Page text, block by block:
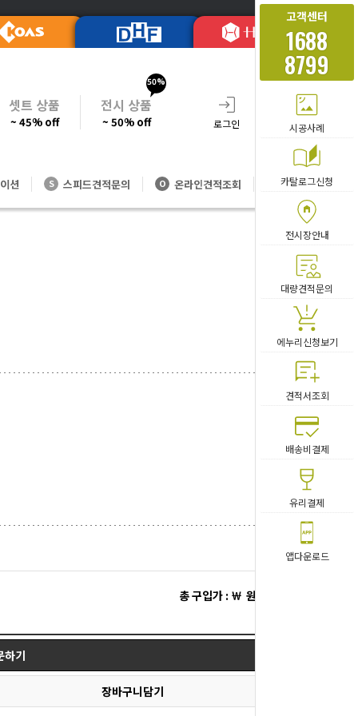
고객센터
1688
8799
시공사례
카탈로그신청
전시장안내
대량견적문의
에누리신청보기
견적서조회
배송비결제
유리결제
앱다운로드
셋트 상품
~ 45% off
50%
전시 상품
~ 50% off 로그인 주문조회
션 S 스피드견적문의 O 온라인견적조회 대량방문견적
총 구입가 : ￦ 원
하기
장바구니담기
카테고리